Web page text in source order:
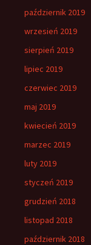
październik 2019
wrzesień 2019
sierpień 2019
lipiec 2019
czerwiec 2019
maj 2019
kwiecień 2019
marzec 2019
luty 2019
styczeń 2019
grudzień 2018
listopad 2018
październik 2018